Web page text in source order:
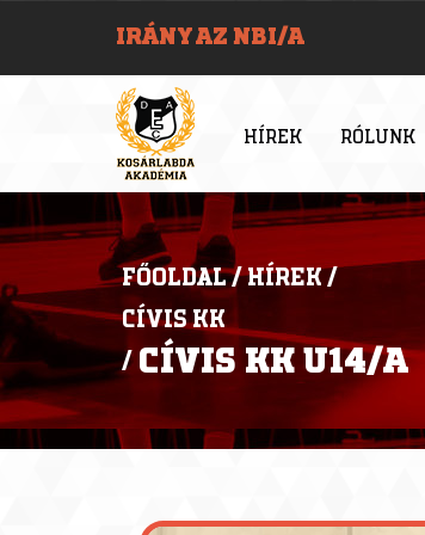
IRÁNY AZ NBI/A
HÍREK RÓLUNK
FŐOLDAL / HÍREK /
CÍVIS KK
/ CÍVIS KK U14/A